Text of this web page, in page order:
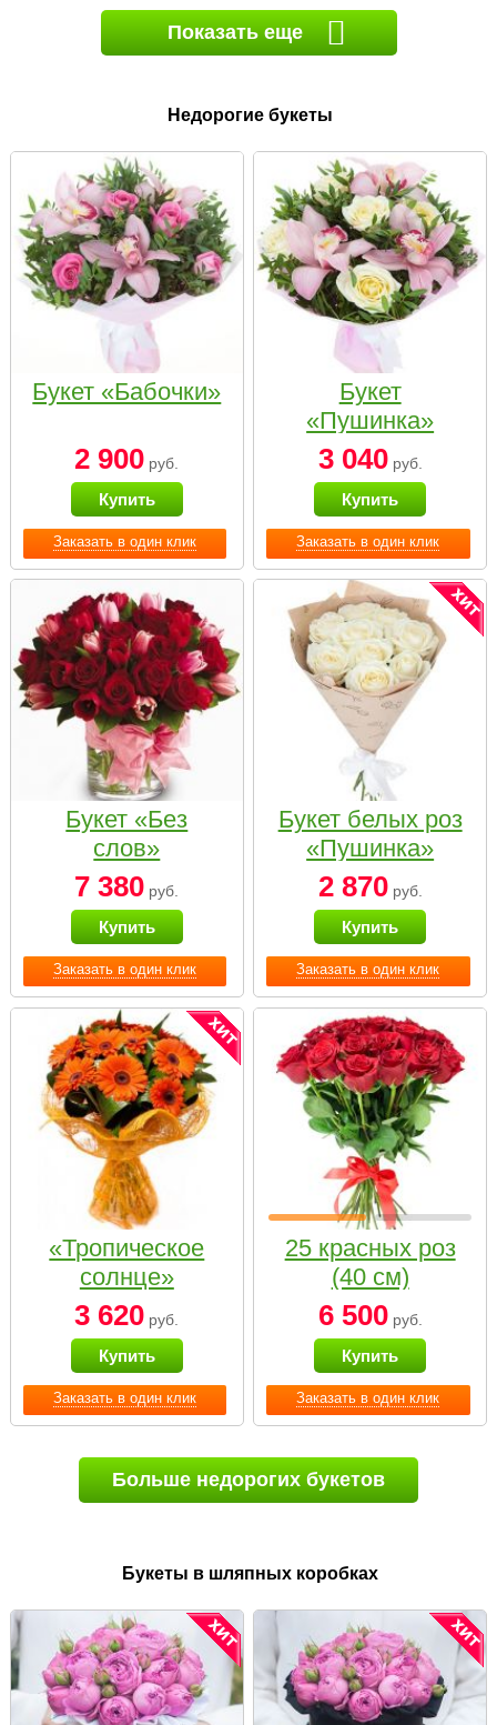
Показать еще
Недорогие букеты
Заказать в один клик
Букет «Бабочки»
2 900 руб.
Купить
Заказать в один клик
Букет
«Пушинка»
3 040руб.
Купить
Заказать в один клик
Букет «Без
слов»
7 380 руб.
Купить
Заказать в один клик
Букет белых роз
«Пушинка»
2 870руб.
Купить
Заказать в один клик
«Тропическое
солнце»
3 620 руб.
Купить
Заказать в один клик
25 красных роз
(40 см)
6 500руб.
Купить
Больше недорогих букетов
Букеты в шляпных коробках